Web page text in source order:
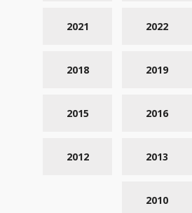
2022
2021
2019
2018
2016
2015
2013
2012
2010